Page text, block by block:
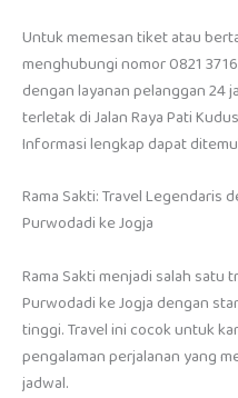
Untuk memesan tiket atau
menghubungi nomor 0821
dengan layanan pelanggan 24
terletak di Jalan Raya Pati
Informasi lengkap dapat
Rama Sakti: Travel Legendaris
Purwodadi ke Jogja
Rama Sakti menjadi salah
Purwodadi ke Jogja dengan
tinggi. Travel ini cocok untuk
pengalaman perjalanan yang
jadwal.